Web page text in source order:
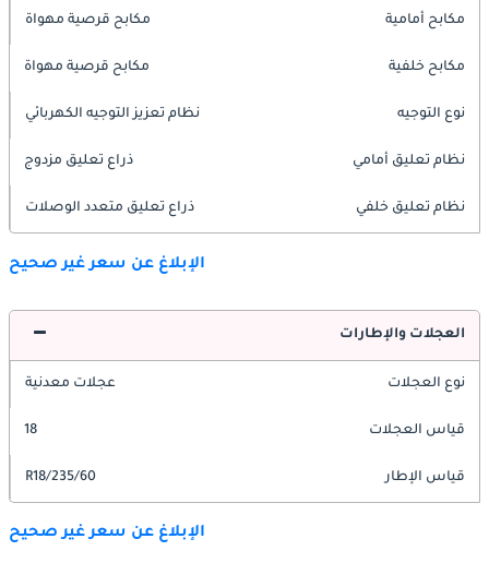
مكابح أمامية مكابح قرصية مهواة
مكابح خلفية مكابح قرصية مهواة
نوع التوجيه نظام تعزيز التوجيه الكهربائي
نظام تعليق أمامي ذراع تعليق مزدوج
نظام تعليق خلفي ذراع تعليق متعدد الوصلات
الإبلاغ عن سعر غير صحيح
العجلات والإطارات
نوع العجلات عجلات معدنية
قياس العجلات 18
قياس الإطار 235/60/R18
الإبلاغ عن سعر غير صحيح